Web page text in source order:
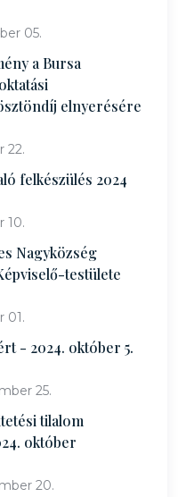
05.
a Bursa
elnyerésére
22.
felkészülés 2024
10.
Nagyközség
testülete
01.
- 2024. október 5.
25.
tilalom
október
20.